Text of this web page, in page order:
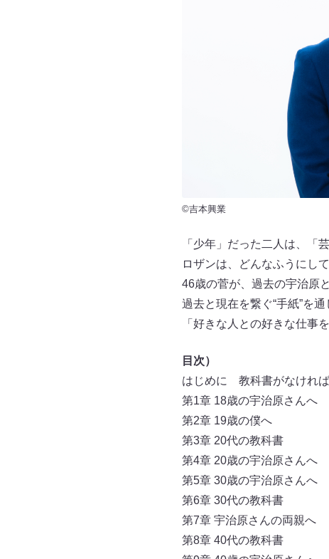
©吉本興業
「少年」だった二人は、「
ロザンは、どんなふうにし
46歳の菅が、過去の宇治原
過去と現在を繋ぐ“手紙”を
「好きな人との好きな仕事
目次）
はじめに 教科書がなければ
第1章 18歳の宇治原さんへ
第2章 19歳の僕へ
第3章 20代の教科書
第4章 20歳の宇治原さんへ
第5章 30歳の宇治原さんへ
第6章 30代の教科書
第7章 宇治原さんの両親へ
第8章 40代の教科書